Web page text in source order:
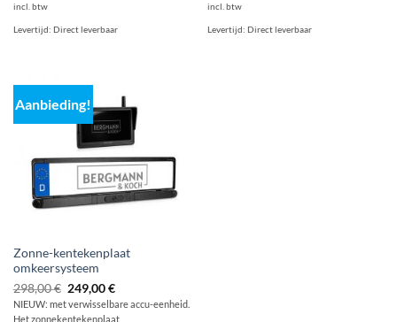
incl. btw
Levertijd: Direct leverbaar
incl. btw
Levertijd: Direct leverbaar
Aanbieding!
Zonne-kentekenplaat
omkeersysteem
298,00€ De
oorspronkelijke
prijs
249,00€Huidige
prijs
is:
NIEUW: met verwisselbare accu-eenheid.
Het zonnekentekenplaat